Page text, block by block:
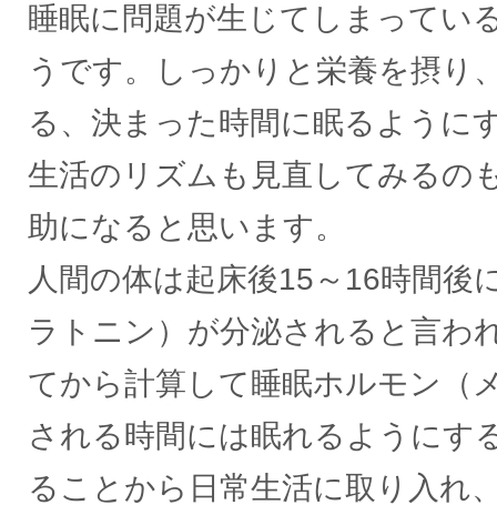
睡眠に問題が生じてしまってい
うです。しっかりと栄養を摂り
る、決まった時間に眠るように
生活のリズムも見直してみるの
助になると思います。
人間の体は起床後15～16時間後
ラトニン）が分泌されると言わ
てから計算して睡眠ホルモン（
される時間には眠れるようにす
ることから日常生活に取り入れ